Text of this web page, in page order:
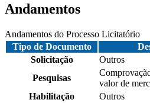
Andamentos
Andamentos do Processo Licitatório
Tipo de Documento
Solicitação
Outros
Pesquisas
valor de
Habilitação
Outros